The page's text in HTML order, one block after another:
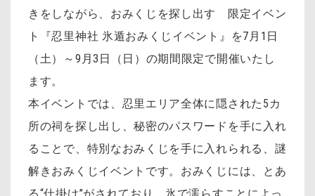
きをしながら、おみくじを探し出す 限定イベン
ト『忍里神社 氷遁おみくじイベント』を7月1日
（土）～9月3日（日）の期間限定で開催いたし
ます。
本イベントでは、忍里エリア全体に隠された5カ
所の祠を探し出し、秘密のパスワードを手に入れ
ることで、特別なおみくじを手に入れられる、謎
解きおみくじイベントです。おみくじには、とあ